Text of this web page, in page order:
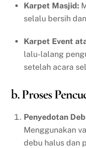
Karpet Masjid:
selalu bersih
Karpet Event
lalu-lalang
setelah acara
b. Proses
Penyedotan
Menggunakan
debu halus dan